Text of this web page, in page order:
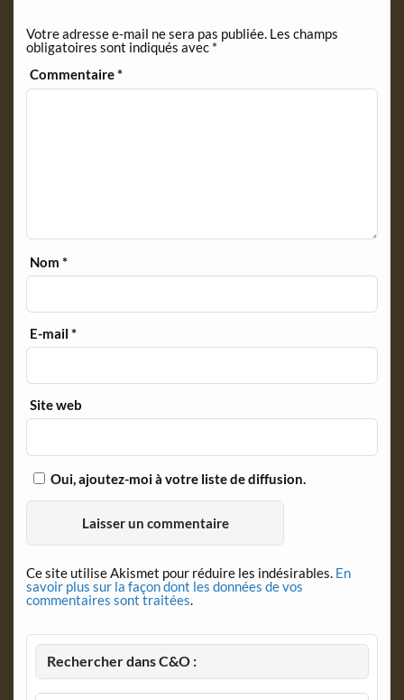
l
y
Votre adresse e-mail ne sera pas publiée. Les champs
obligatoires sont indiqués avec *
Commentaire*
Nom*
E-mail*
Site web
Oui, ajoutez-moi à votre liste de diffusion.
Ce site utilise Akismet pour réduire les indésirables. En
savoir plus sur la façon dont les données de vos
commentaires sont traitées.
Rechercher dans C&O :